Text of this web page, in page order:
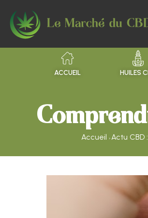
ACCUEIL HUILES
Accueil › Actu CBD